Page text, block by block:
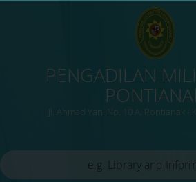
PENGADILAN
Jl. Ahmad Yani No. 10 A, Pontianak -